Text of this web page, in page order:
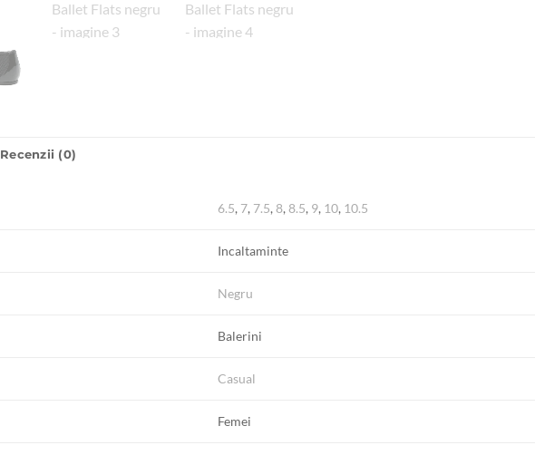
Recenzii (0)
6.5, 7, 7.5, 8, 8.5, 9, 10, 10.5
Incaltaminte
Negru
Balerini
Casual
Femei